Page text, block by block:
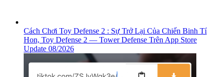
Cách Chơi Toy Defense 2 : Sự Trở Lại Của Chiến Binh Tí
Hon, ‎Toy Defense 2 — Tower Defense Trên App Store
Update 08/2026